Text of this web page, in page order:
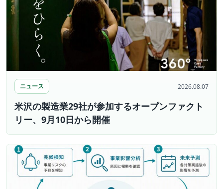
ニュース 2026.08.07
米沢の製造業29社が参加するオープンファクト
リー、9月10日から開催